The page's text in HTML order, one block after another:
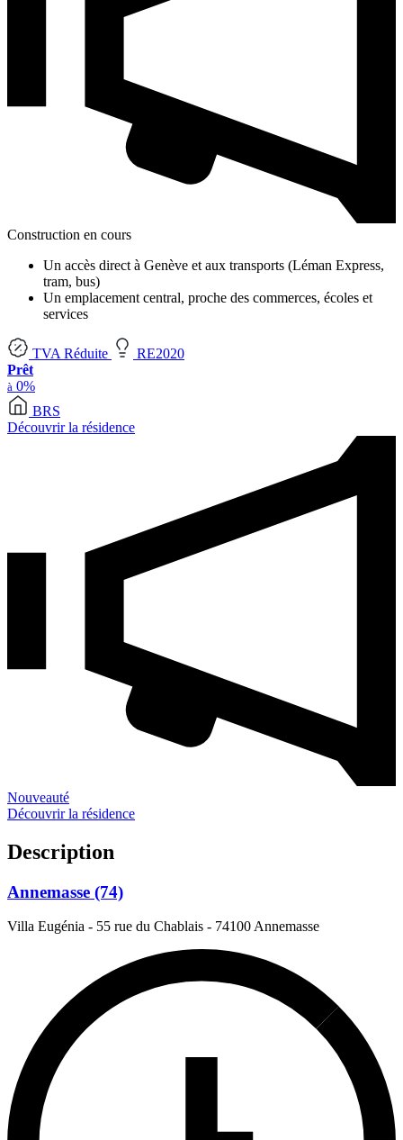
Construction en cours
Un accès direct à Genève et aux transports (Léman Express,
tram, bus)
Un emplacement central, proche des commerces, écoles et
services
TVA Réduite
RE2020
Prêt
à 0%
BRS
Découvrir la résidence
Nouveauté
Découvrir la résidence
Description
Annemasse (74)
Villa Eugénia - 55 rue du Chablais - 74100 Annemasse